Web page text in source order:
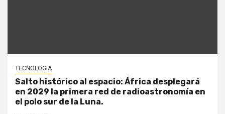
TECNOLOGIA
Salto histórico al espacio: África desplegará
en 2029 la primera red de radioastronomía en
el polo sur de la Luna.